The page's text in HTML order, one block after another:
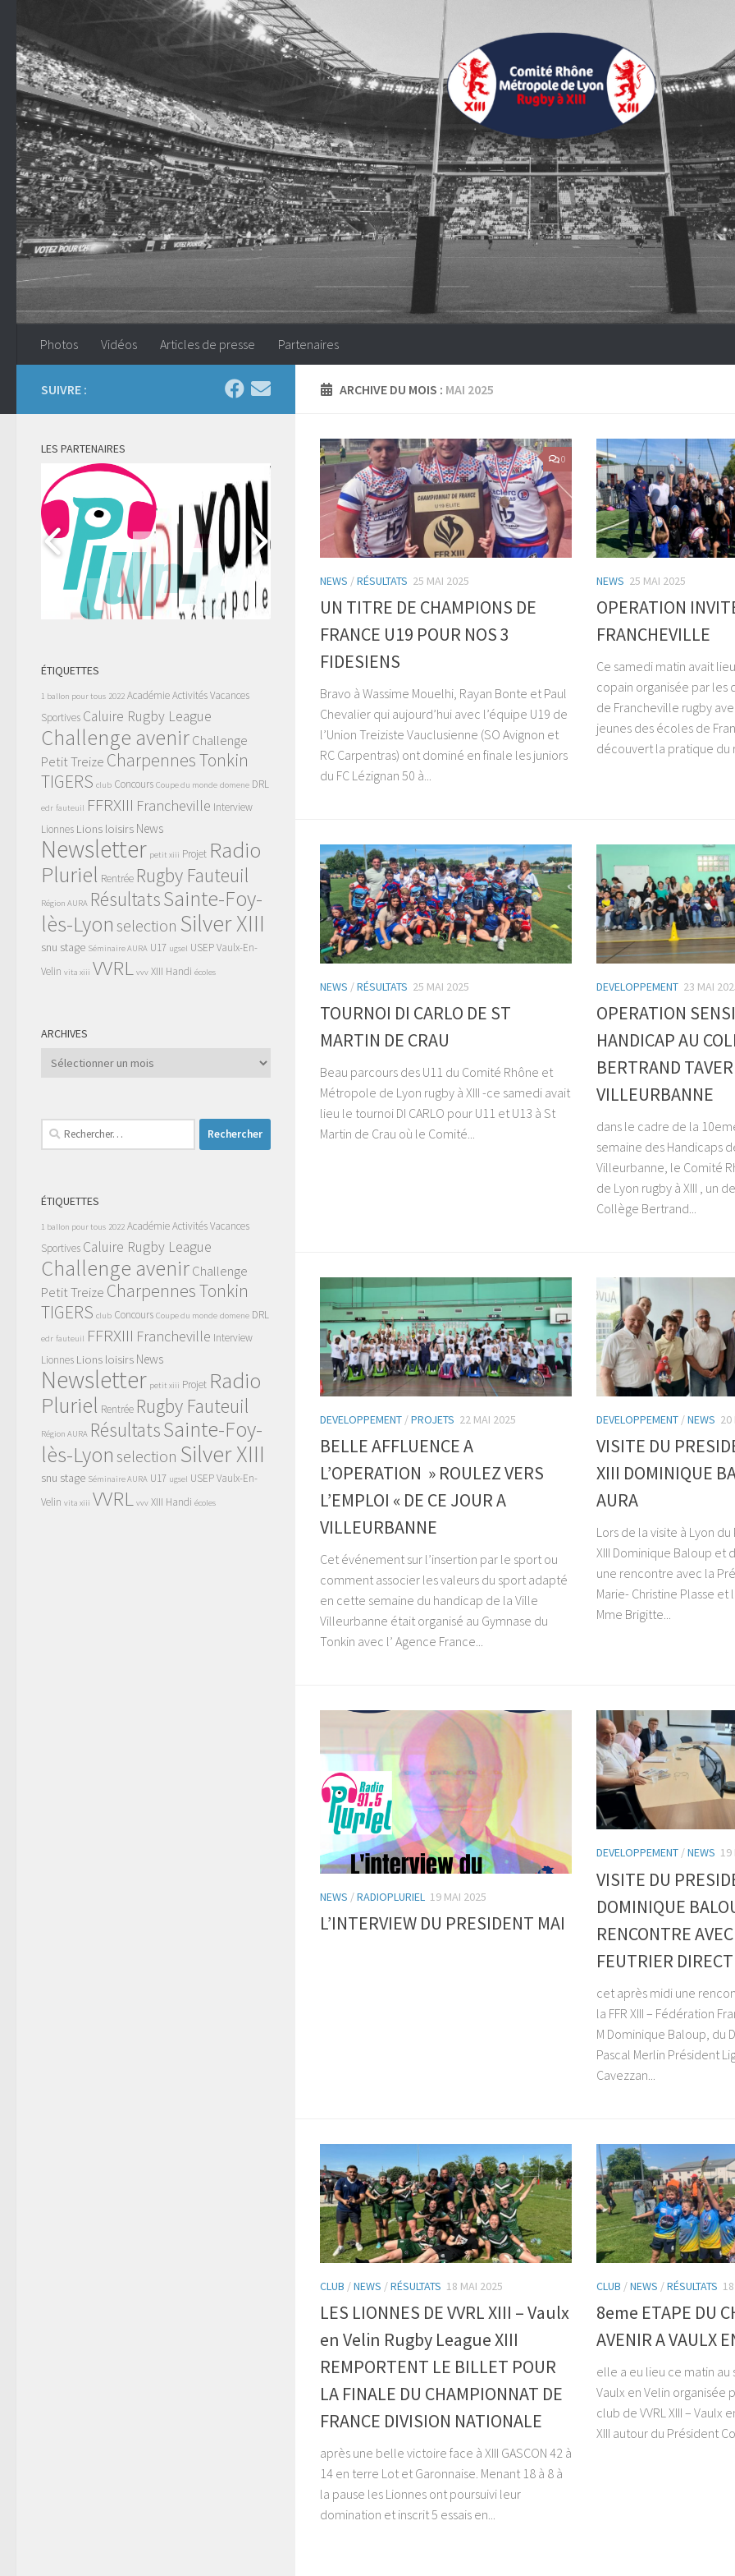
Skip to content
Photos Vidéos Articles de presse Partenaires
ARCHIVE DU MOIS : MAI 2025
0
NEWS /RÉSULTATS 25 MAI 2025
UN TITRE DE CHAMPIONS DE
FRANCE U19 POUR NOS 3
FIDESIENS
Bravo à Wassime Mouelhi, Rayan Bonte et Paul
Chevalier qui aujourd’hui avec l’équipe U19 de
l’Union Treiziste Vauclusienne (SO Avignon et
RC Carpentras) ont dominé en finale les juniors
du FC Lézignan 50 à...
NEWS 25 MAI 2025
OPERATION
FRANCHEVILLE
Ce samedi matin avait
copain organisée par les
de Francheville rugby
jeunes des écoles de
découvert la pratique du
NEWS /RÉSULTATS 25 MAI 2025
TOURNOI DI CARLO DE ST
MARTIN DE CRAU
Beau parcours des U11 du Comité Rhône et
Métropole de Lyon rugby à XIII -ce samedi avait
lieu le tournoi DI CARLO pour U11 et U13 à St
Martin de Crau où le Comité...
DEVELOPPEMENT 23 MAI
OPERATION
HANDICAP AU
BERTRAND
VILLEURBANNE
dans le cadre de la
semaine des Handicaps
Villeurbanne, le Comité
de Lyon rugby à XIII , un
Collège Bertrand...
DEVELOPPEMENT /PROJETS 22 MAI 2025
BELLE AFFLUENCE A
L’OPERATION » ROULEZ VERS
L’EMPLOI « DE CE JOUR A
VILLEURBANNE
Cet événement sur l’insertion par le sport ou
comment associer les valeurs du sport adapté
en cette semaine du handicap de la Ville
Villeurbanne était organisé au Gymnase du
Tonkin avec l’ Agence France...
DEVELOPPEMENT /NEWS 20
VISITE DU
XIII DOMINIQUE
AURA
Lors de la visite à Lyon
XIII Dominique Baloup et
une rencontre avec la
Marie- Christine Plasse
Mme Brigitte...
NEWS /RADIOPLURIEL 19 MAI 2025
L’INTERVIEW DU PRESIDENT MAI
DEVELOPPEMENT /NEWS 19
VISITE DU
DOMINIQUE
RENCONTRE
FEUTRIER
cet après midi une
la FFR XIII – Fédération
M Dominique Baloup, du
Pascal Merlin Président
Cavezzan...
CLUB /NEWS /RÉSULTATS 18 MAI 2025
LES LIONNES DE VVRL XIII – Vaulx
en Velin Rugby League XIII
REMPORTENT LE BILLET POUR
LA FINALE DU CHAMPIONNAT DE
FRANCE DIVISION NATIONALE
après une belle victoire face à XIII GASCON 42 à
14 en terre Lot et Garonnaise. Menant 18 à 8 à
la pause les Lionnes ont poursuivi leur
domination et inscrit 5 essais en...
CLUB /NEWS /RÉSULTATS
8eme ETAPE DU
AVENIR A VAULX
elle a eu lieu ce matin au
Vaulx en Velin organisée
club de VVRL XIII – Vaulx
XIII autour du Président
SUIVRE :
LES PARTENAIRES
ÉTIQUETTES
1 ballon pour tous 2022 AcadémieActivités Vacances
Sportives Caluire Rugby League
Challenge avenirChallenge
Petit Treize Charpennes Tonkin
TIGERS club Concours Coupe du monde domene DRL
edr fauteuil FFRXIII Francheville Interview
Lionnes Lions loisirs News
Newsletter petit xiii Projet Radio
Pluriel Rentrée Rugby Fauteuil
Région AURA RésultatsSainte-Foy-
lès-Lyon selection Silver XIII
snu stage Séminaire AURA U17 ugsel USEPVaulx-En-
Velin vita xiii VVRL vvv XIII Handi écoles
ARCHIVES
Archives
Rechercher :
ÉTIQUETTES
1 ballon pour tous 2022 AcadémieActivités Vacances
Sportives Caluire Rugby League
Challenge avenirChallenge
Petit Treize Charpennes Tonkin
TIGERS club Concours Coupe du monde domene DRL
edr fauteuil FFRXIII Francheville Interview
Lionnes Lions loisirs News
Newsletter petit xiii Projet Radio
Pluriel Rentrée Rugby Fauteuil
Région AURA RésultatsSainte-Foy-
lès-Lyon selection Silver XIII
snu stage Séminaire AURA U17 ugsel USEPVaulx-En-
Velin vita xiii VVRL vvv XIII Handi écoles